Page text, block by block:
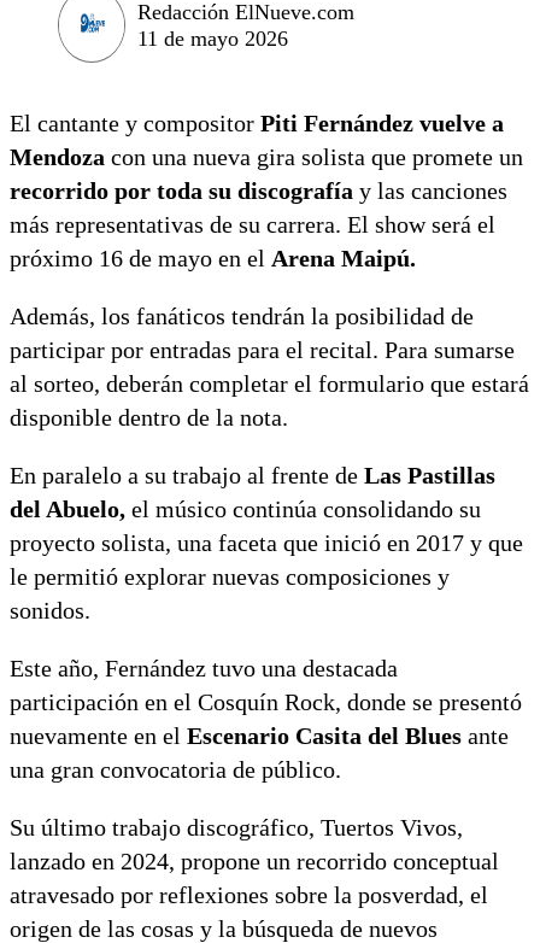
Redacción ElNueve.com
11 de mayo 2026
El cantante y compositor Piti Fernández vuelve a
Mendoza con una nueva gira solista que promete un
recorrido por toda su discografía y las canciones
más representativas de su carrera. El show será el
próximo 16 de mayo en el Arena Maipú.
Además, los fanáticos tendrán la posibilidad de
participar por entradas para el recital. Para sumarse
al sorteo, deberán completar el formulario que estará
disponible dentro de la nota.
En paralelo a su trabajo al frente de Las Pastillas
del Abuelo, el músico continúa consolidando su
proyecto solista, una faceta que inició en 2017 y que
le permitió explorar nuevas composiciones y
sonidos.
Este año, Fernández tuvo una destacada
participación en el Cosquín Rock, donde se presentó
nuevamente en el Escenario Casita del Blues ante
una gran convocatoria de público.
Su último trabajo discográfico, Tuertos Vivos,
lanzado en 2024, propone un recorrido conceptual
atravesado por reflexiones sobre la posverdad, el
origen de las cosas y la búsqueda de nuevos